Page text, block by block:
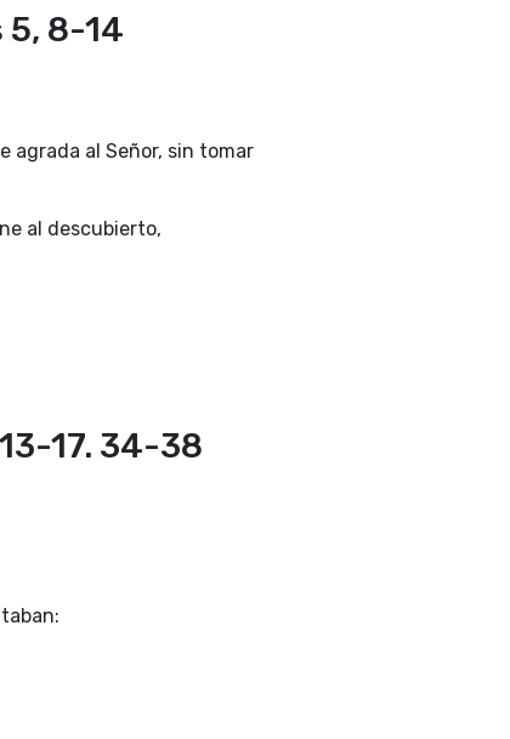
5, 8-14
agrada al Señor, sin tomar
al descubierto,
17. 34-38